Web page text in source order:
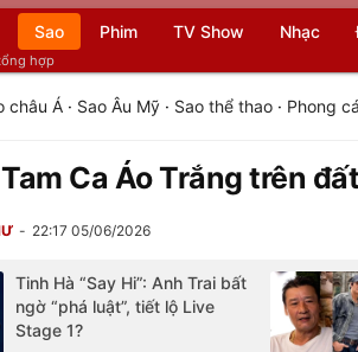
hợp
Sao Phim TV Show Nhạc
châu Á· Sao Âu Mỹ· Sao thể thao· Phong
Ca Áo Trắng trên
22:17 05/06/2026
Tinh Hà “Say Hi”: Anh Trai bất
ngờ “phá luật”, tiết lộ Live
Stage 1?